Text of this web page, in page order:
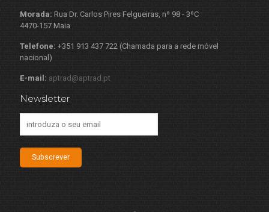
Morada: Rua Dr. Carlos Pires Felgueiras, nº 98 - 3ºC
4470-157 Maia
Telefone: +351 913 437 722 (Chamada para a rede móvel
nacional)
E-mail: aptrad@aptrad.pt
Newsletter
Subscrever